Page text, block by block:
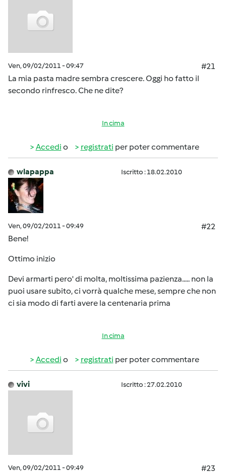
Ven, 09/02/2011 - 09:47
#21
La mia pasta madre sembra crescere. Oggi ho fatto il
secondo rinfresco. Che ne dite?
In cima
Accedi o registrati per poter commentare
wlapappa Iscritto : 18.02.2010
Ven, 09/02/2011 - 09:49
#22
Bene!
Ottimo inizio
Devi armarti pero' di molta, moltissima pazienza..... non la
puoi usare subito, ci vorrà qualche mese, sempre che non
ci sia modo di farti avere la centenaria prima
In cima
Accedi o registrati per poter commentare
vivi Iscritto : 27.02.2010
Ven, 09/02/2011 - 09:49
#23